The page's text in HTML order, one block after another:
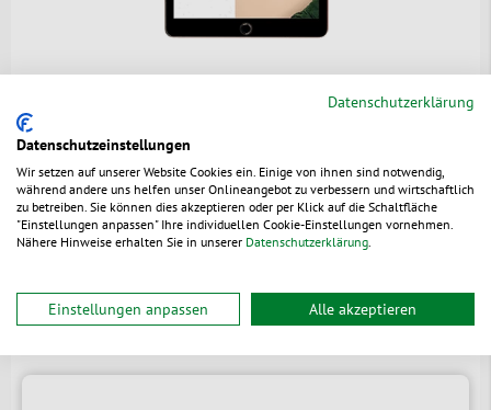
Wir zeigen Ihnen wie Sie
Nachhaltigkeit in Ihren
unternehmerischen Alltag
integrieren können - Werden Sie mit
unserem kostenlosen E-Book zum
Nachhaltigkeitspionier!
Jetzt downloaden
Datenschutzerklärung
Datenschutzeinstellungen
Wir setzen auf unserer Website Cookies ein. Einige von ihnen sind notwendig,
während andere uns helfen unser Onlineangebot zu verbessern und wirtschaftlich
zu betreiben. Sie können dies akzeptieren oder per Klick auf die Schaltfläche
"Einstellungen anpassen" Ihre individuellen Cookie-Einstellungen vornehmen.
Nähere Hinweise erhalten Sie in unserer Datenschutzerklärung.
Einstellungen anpassen Alle akzeptieren